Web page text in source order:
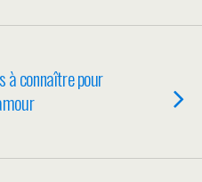
à connaître pour